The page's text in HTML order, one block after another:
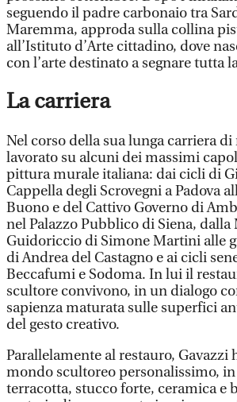
seguendo il padre carbonaio tra
Maremma, approda sulla collina
all’Istituto d’Arte cittadino, dove
con l’arte destinato a segnare tutta
La carriera
Nel corso della sua lunga carriera
lavorato su alcuni dei massimi
pittura murale italiana: dai cicli di
Cappella degli Scrovegni a Padova
Buono e del Cattivo Governo di
nel Palazzo Pubblico di Siena, dalla
Guidoriccio di Simone Martini alle
di Andrea del Castagno e ai cicli
Beccafumi e Sodoma. In lui il
scultore convivono, in un dialogo
sapienza maturata sulle superfici
del gesto creativo.
Parallelamente al restauro, Gavazzi
mondo scultoreo personalissimo,
terracotta, stucco forte, ceramica e